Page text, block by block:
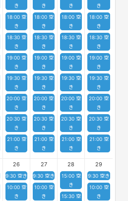
き
18:00 空
き
18:30 空
き
19:00 空
き
19:30 空
き
20:00 空
き
20:30 空
き
21:00 空
き
き
18:00 空
き
18:30 空
き
19:00 空
き
19:30 空
き
20:00 空
き
20:30 空
き
21:00 空
き
き
18:00 空
き
18:30 空
き
19:00 空
き
19:30 空
き
20:00 空
き
20:30 空
き
21:00 空
き
き
18:00 空
き
18:30 空
き
19:00 空
き
19:30 空
き
20:00 空
き
20:30 空
き
21:00 空
き
26
9:30 空き
10:00 空
き
27
9:30 空き
10:00 空
き
28
15:00 空
き
15:30 空
29
9:30 空き
10:00 空
き